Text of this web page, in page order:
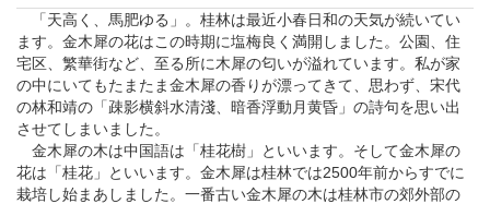
「天高く、馬肥ゆる」。 桂林は最近小春日和の天気が続いてい
ます。金木犀の花はこの時期に塩梅良く満開しました。公園、住
宅区、繁華街など、至る所に木犀の匂いが溢れています。私が家
の中にいてもたまたま金木犀の香りが漂ってきて、思わず、宋代
の林和靖の「疎影横斜水清淺、暗香浮動月黄昏」の詩句を思い出
させてしまいました。
金木犀の木は中国語は「桂花樹」といいます。そして金木犀の
花は「桂花」といいます。金木犀は桂林では2500年前からすでに
栽培し始まあしました。一番古い金木犀の木は桂林市の郊外部の